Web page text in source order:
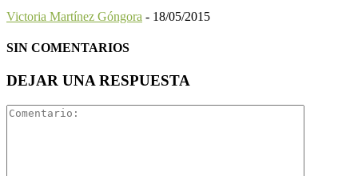
Victoria Martínez Góngora - 18/05/2015
SIN COMENTARIOS
DEJAR UNA RESPUESTA